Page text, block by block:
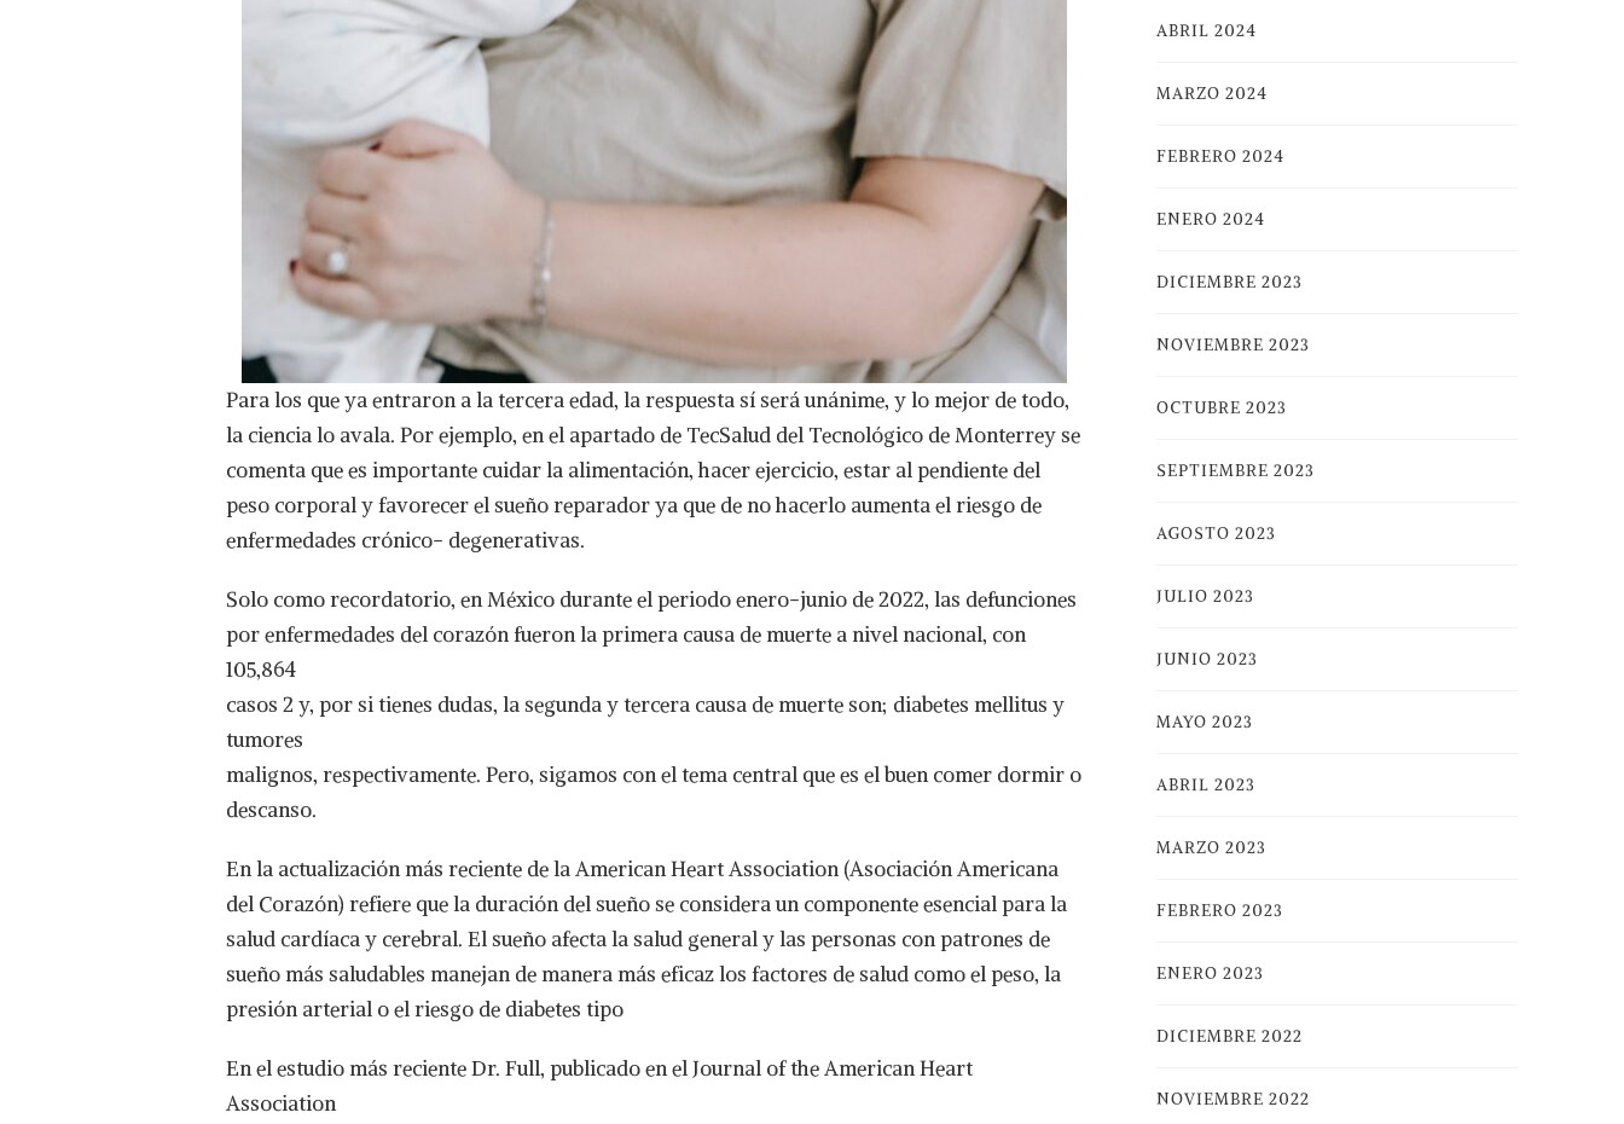
Para los que ya entraron a la tercera edad, la respuesta sí será unánime, y lo mejor de todo,
la ciencia lo avala. Por ejemplo, en el apartado de TecSalud del Tecnológico de Monterrey se
comenta que es importante cuidar la alimentación, hacer ejercicio, estar al pendiente del
peso corporal y favorecer el sueño reparador ya que de no hacerlo aumenta el riesgo de
enfermedades crónico- degenerativas.
Solo como recordatorio, en México durante el periodo enero-junio de 2022, las defunciones
por enfermedades del corazón fueron la primera causa de muerte a nivel nacional, con
105,864
casos 2 y, por si tienes dudas, la segunda y tercera causa de muerte son; diabetes mellitus y
tumores
malignos, respectivamente. Pero, sigamos con el tema central que es el buen comer dormir o
descanso.
En la actualización más reciente de la American Heart Association (Asociación Americana
del Corazón) refiere que la duración del sueño se considera un componente esencial para la
salud cardíaca y cerebral. El sueño afecta la salud general y las personas con patrones de
sueño más saludables manejan de manera más eficaz los factores de salud como el peso, la
presión arterial o el riesgo de diabetes tipo
En el estudio más reciente Dr. Full, publicado en el Journal of the American Heart
Association
ABRIL 2024
MARZO 2024
FEBRERO 2024
ENERO 2024
DICIEMBRE 2023
NOVIEMBRE 2023
OCTUBRE 2023
SEPTIEMBRE 2023
AGOSTO 2023
JULIO 2023
JUNIO 2023
MAYO 2023
ABRIL 2023
MARZO 2023
FEBRERO 2023
ENERO 2023
DICIEMBRE 2022
NOVIEMBRE 2022